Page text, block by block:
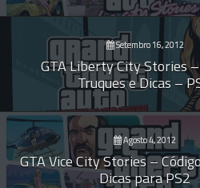
Setembro 16, 2012
GTA Liberty City Stories
Truques e Dicas –
Agosto 4, 2012
GTA Vice City Stories –
Dicas para PS2